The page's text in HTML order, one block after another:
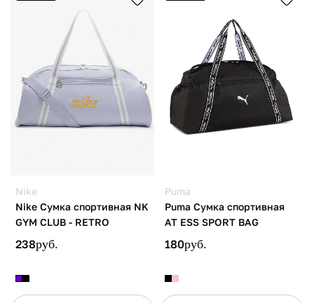
Nike
Nike Сумка спортивная NK
GYM CLUB - RETRO
238руб.
Puma
Puma Сумка спортивная
AT ESS SPORT BAG
180руб.